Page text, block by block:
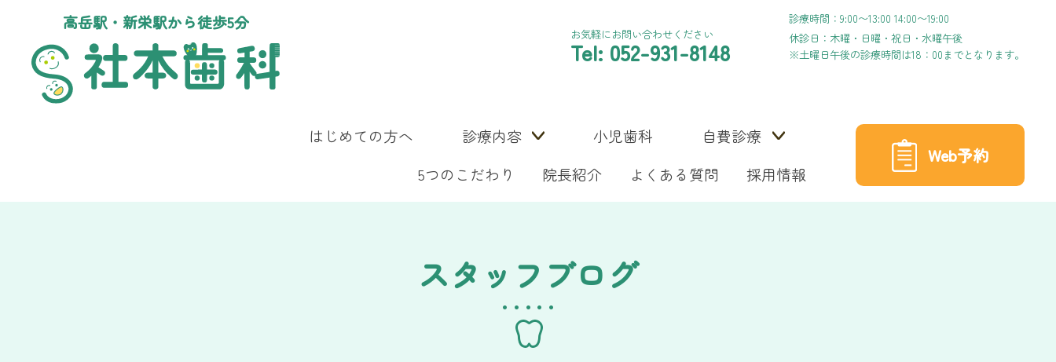
高岳駅・新栄駅から徒歩5分
お気軽にお問い合わせください
Tel: 052-931-8148
診療時間：9:00〜13:00 14:00〜19:00
休診日：木曜・日曜・祝日・水曜午後
※土曜日午後の診療時間は18：00までとなります。
Web予約
はじめての方へ 診療内容 小児歯科
自費診療
5つのこだわり
院長紹介 よくある質問 採用情報
スタッフブログ